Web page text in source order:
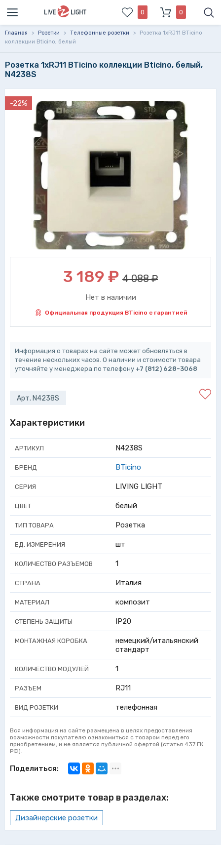
0 0
Главная > Розетки > Телефонные розетки >
Розетка 1xRJ11 BTicino
коллекции Bticino, белый
Розетка 1xRJ11 BTicino коллекции Bticino, белый,
N4238S
-22%
3 189 ₽ 4 088 ₽
Нет в наличии
Официальная продукция BTicino с гарантией
Информация о товарах на сайте может обновляться в
течение нескольких часов. О наличии и стоимости товара
уточняйте у менеджера по телефону +7 (812) 628-3068
Арт. N4238S
Характеристики
АРТИКУЛ N4238S
БРЕНД BTicino
СЕРИЯ LIVING LIGHT
ЦВЕТ белый
ТИП ТОВАРА Розетка
ЕД. ИЗМЕРЕНИЯ шт
КОЛИЧЕСТВО РАЗЪЕМОВ 1
СТРАНА Италия
МАТЕРИАЛ композит
СТЕПЕНЬ ЗАЩИТЫ IP20
МОНТАЖНАЯ КОРОБКА
немецкий/итальянский
стандарт
КОЛИЧЕСТВО МОДУЛЕЙ 1
РАЗЪЕМ RJ11
ВИД РОЗЕТКИ телефонная
Вся информация на сайте размещена в целях предоставления
возможности покупателю ознакомиться с товаром перед его
приобретением, и не является публичной офертой (статья 437 ГК
РФ).
Поделиться:
Также смотрите товар в разделах:
Дизайнерские розетки